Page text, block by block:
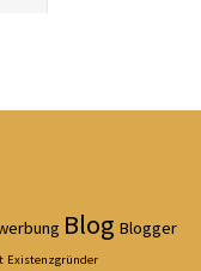
Blog Blogger
Existenzgründer